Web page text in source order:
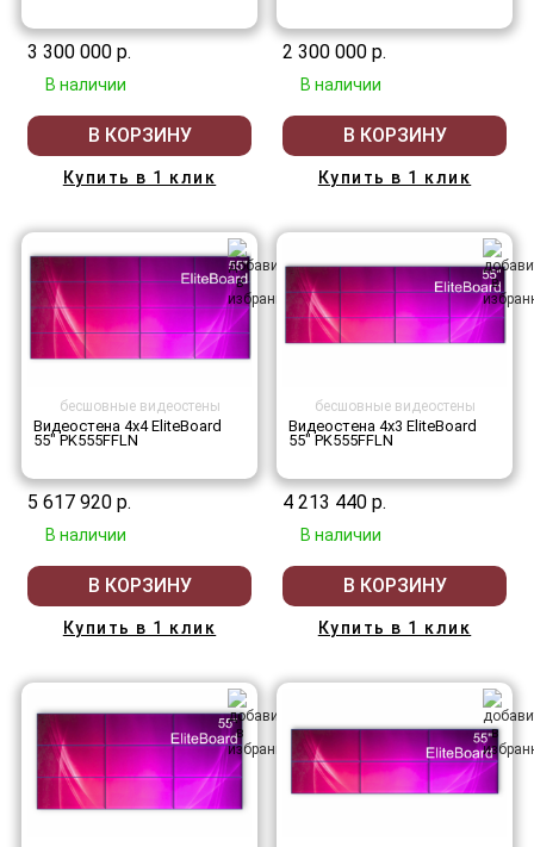
3 300 000 р.
В наличии
В КОРЗИНУ
Купить в 1 клик
2 300 000 р.
В наличии
В КОРЗИНУ
Купить в 1 клик
бесшовные видеостены
Видеостена 4x4 EliteBoard
55" PK555FFLN
5 617 920 р.
В наличии
В КОРЗИНУ
Купить в 1 клик
бесшовные видеостены
Видеостена 4x3 EliteBoard
55" PK555FFLN
4 213 440 р.
В наличии
В КОРЗИНУ
Купить в 1 клик